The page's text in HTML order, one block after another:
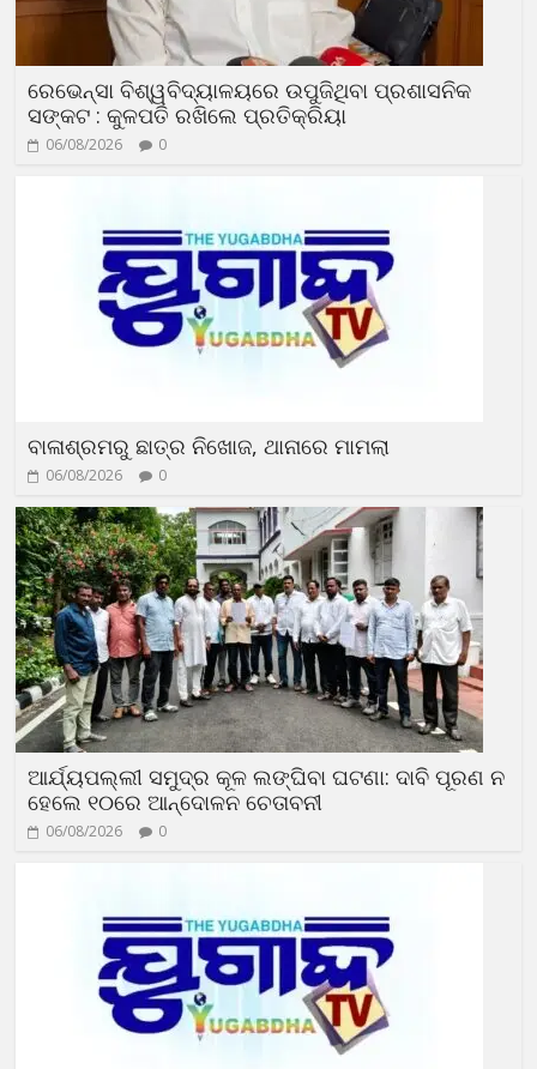
ରେଭେନ୍ସା ବିଶ୍ୱବିଦ୍ୟାଳୟରେ ଉପୁଜିଥିବା ପ୍ରଶାସନିକ
ସଙ୍କଟ : କୁଳପତି ରଖିଲେ ପ୍ରତିକ୍ରିୟା
06/08/2026 0
ବାଳାଶ୍ରମରୁ ଛାତ୍ର ନିଖୋଜ, ଥାନାରେ ମାମଲା
06/08/2026 0
ଆର୍ଯ୍ୟପଲ୍ଲୀ ସମୁଦ୍ର କୂଳ ଲଙ୍ଘିବା ଘଟଣା: ଦାବି ପୂରଣ ନ
ହେଲେ ୧୦ରେ ଆନ୍ଦୋଳନ ଚେତାବନୀ
06/08/2026 0